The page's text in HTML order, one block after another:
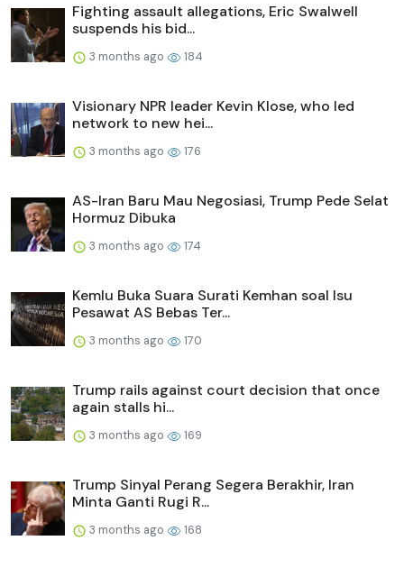
Fighting assault allegations, Eric Swalwell
suspends his bid...
3 months ago 184
Visionary NPR leader Kevin Klose, who led
network to new hei...
3 months ago 176
AS-Iran Baru Mau Negosiasi, Trump Pede Selat
Hormuz Dibuka
3 months ago 174
Kemlu Buka Suara Surati Kemhan soal Isu
Pesawat AS Bebas Ter...
3 months ago 170
Trump rails against court decision that once
again stalls hi...
3 months ago 169
Trump Sinyal Perang Segera Berakhir, Iran
Minta Ganti Rugi R...
3 months ago 168